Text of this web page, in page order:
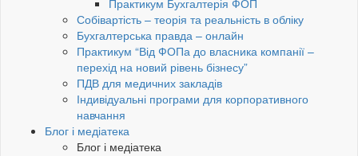
Практикум Бухгалтерія ФОП
Собівартість – теорія та реальність в обліку
Бухгалтерська правда – онлайн
Практикум “Від ФОПа до власника компанії –
перехід на новий рівень бізнесу”
ПДВ для медичних закладів
Індивідуальні програми для корпоративного
навчання
Блог і медіатека
Блог і медіатека